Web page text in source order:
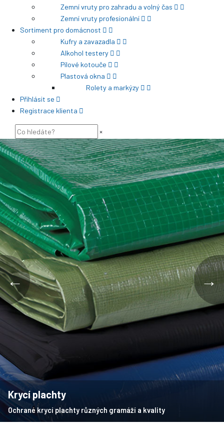
Zemní vruty pro zahradu a volný čas
Zemní vruty profesionální
Sortiment pro domácnost
Kufry a zavazadla
Alkohol testery
Pilové kotouče
Plastová okna
Rolety a markýzy
Přihlásit se
Registrace klienta
×
Krycí plachty
Ochrané krycí plachty různých gramáží a kvality
← →